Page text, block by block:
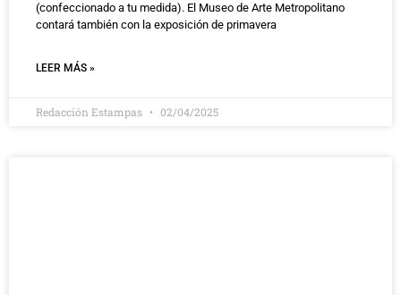
(confeccionado a tu medida). El Museo de Arte Metropolitano
contará también con la exposición de primavera
LEER MÁS »
Redacción Estampas 02/04/2025